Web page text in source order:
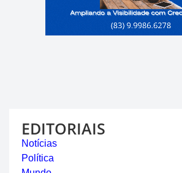
EDITORIAIS
Notícias
Política